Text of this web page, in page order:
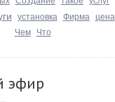
установка Фирма цена
Чем Что
эфир